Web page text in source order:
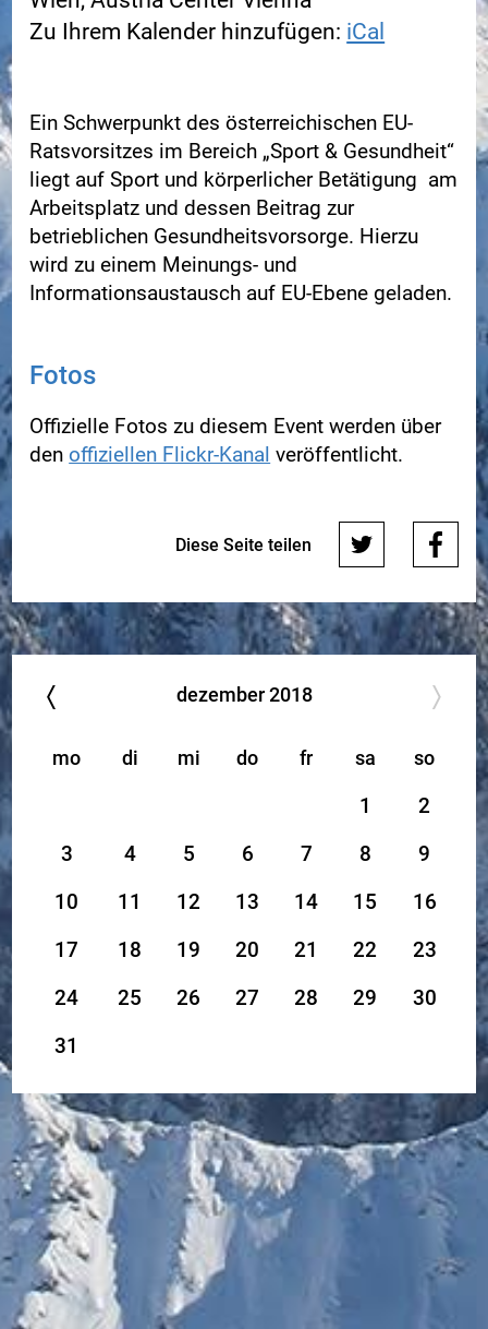
Zu Ihrem Kalender hinzufügen: iCal
Ein Schwerpunkt des österreichischen EU-
Ratsvorsitzes im Bereich „Sport & Gesundheit“
liegt auf Sport und körperlicher Betätigung am
Arbeitsplatz und dessen Beitrag zur
betrieblichen Gesundheitsvorsorge. Hierzu
wird zu einem Meinungs- und
Informationsaustausch auf EU-Ebene geladen.
Fotos
Offizielle Fotos zu diesem Event werden über
denoffiziellen Flickr-Kanal veröffentlicht.
Diese Seite teilen
dezember 2018
mo di mi do fr sa so
1
2
3
4 5 6 7 8
9
10
11 12 13 14 15
16
17
18 19 20 21 22
23
24
25 26 27 28 29
30
31